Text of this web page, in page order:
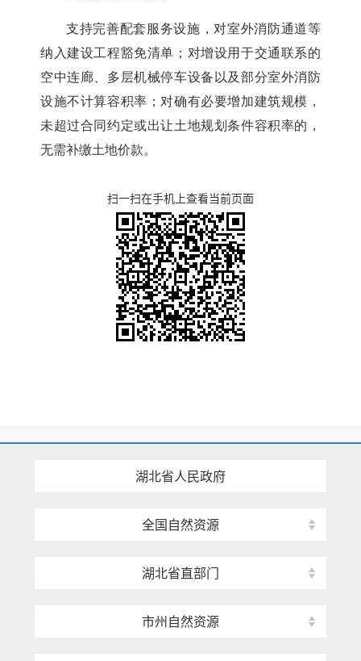
支持完善配套服务设施，对室外消防通道等
纳入建设工程豁免清单；对增设用于交通联系的
空中连廊、多层机械停车设备以及部分室外消防
设施不计算容积率；对确有必要增加建筑规模，
未超过合同约定或出让土地规划条件容积率的，
无需补缴土地价款。
扫一扫在手机上查看当前页面
湖北省人民政府
全国自然资源
湖北省直部门
市州自然资源